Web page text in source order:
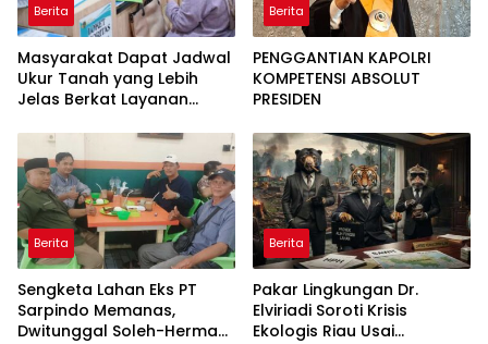
Berita
Masyarakat Dapat Jadwal
Ukur Tanah yang Lebih
Jelas Berkat Layanan
Berita
PENGGANTIAN KAPOLRI
KOMPETENSI ABSOLUT
PRESIDEN
Berita
Sengketa Lahan Eks PT
Sarpindo Memanas,
Dwitunggal Soleh-Herman
Berita
Pakar Lingkungan Dr.
Elviriadi Soroti Krisis
Ekologis Riau Usai